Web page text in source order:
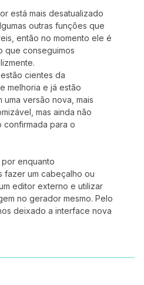
está mais desatualizado
outras funções que
então no momento ele é
que conseguimos
cientes da
melhoria e já estão
uma versão nova, mais
mas ainda não
confirmada para o
enquanto
fazer um cabeçalho ou
editor externo e utilizar
no gerador mesmo. Pelo
deixado a interface nova